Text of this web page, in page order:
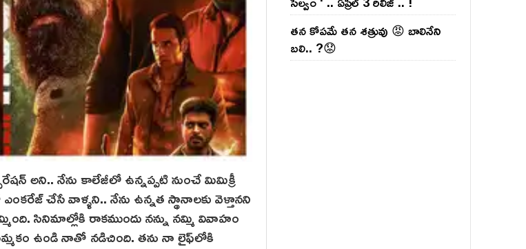
అని.. నేను కాలేజీలో ఉన్నప్పటి నుంచే మిమిక్రీ
చేసే వాళ్ళని.. నేను ఉన్నత స్థానాలకు వెళ్తానని
సినిమాల్లోకి రాకముందు నన్ను నమ్మి వివాహం
ఉండి నాతో నడిచింది. తను నా లైఫ్‌లోకి
తన కోపమే తన శత్రువు 😡 బాలినేని
బలి.. ?😟